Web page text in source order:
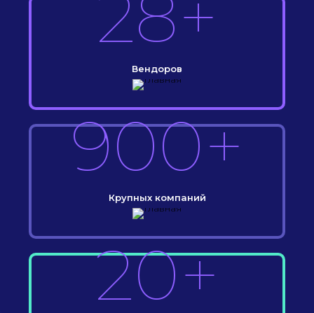
Вендоров
900+
Крупных компаний
20+